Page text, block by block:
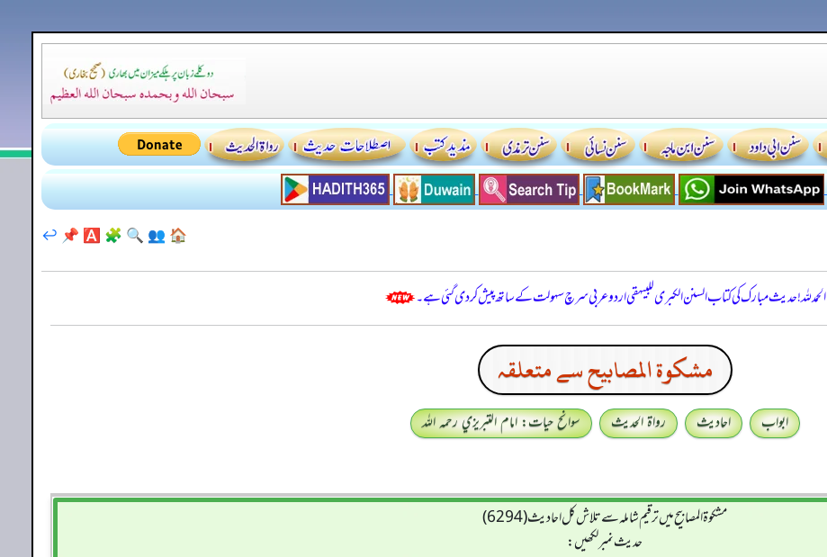
🏠
👥
🔍
🧩
🅰️
📌
↩️
الحمدللہ! حدیث مبارک کی کتاب السنن الكبرى للبيهقي اردو عربی سرچ سہولت کے ساتھ پیش کر دی گئی ہے۔
مشكوة المصابيح سے متعلقہ
ابواب احادیث رواۃ الحدیث
سوانح حیات: امام التبريزي رحمہ اللہ
مشکوۃ المصابیح میں ترقیم شاملہ سے تلاش کل احادیث (6294)
حدیث نمبر لکھیں: